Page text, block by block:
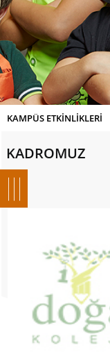
KAMPÜS ETKİNLİKLERİ
KADROMUZ